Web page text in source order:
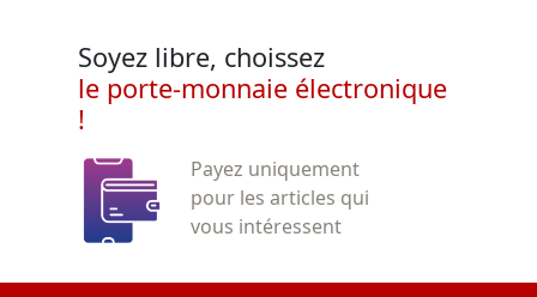
Soyez libre, choissez
le porte-monnaie électronique
!
Payez uniquement
pour les articles qui
vous intéressent